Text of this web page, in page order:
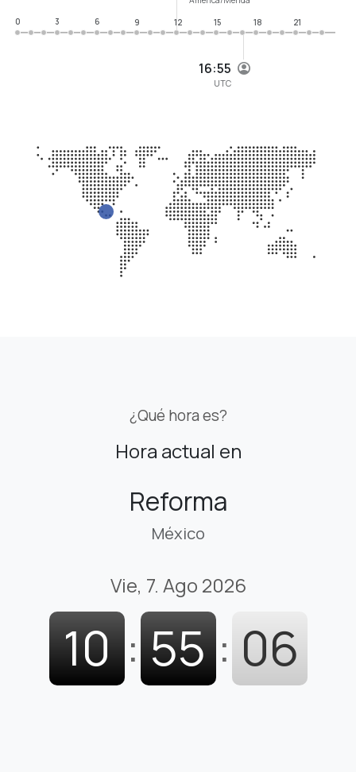
16:55
UTC
0
3 6 9 12 15 18 21
¿Qué hora es?
Hora actual en
Reforma
México
Vie, 7. Ago 2026
10 : 55 : 07